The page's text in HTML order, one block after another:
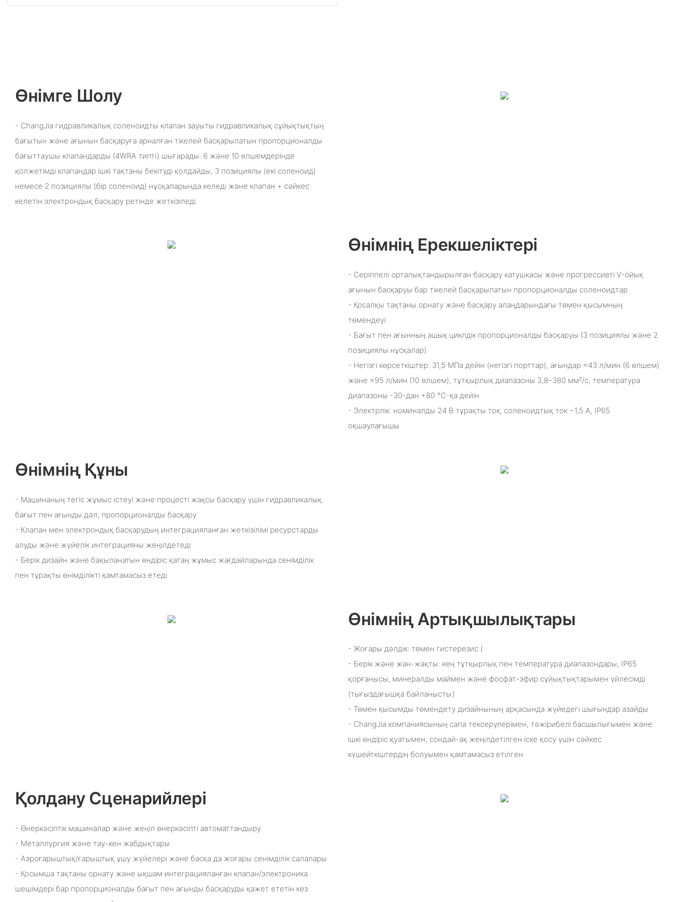
Өнімге Шолу
- ChangJia гидравликалық соленоидты клапан зауыты гидравликалық сұйықтықтың
бағытын және ағынын басқаруға арналған тікелей басқарылатын пропорционалды
бағыттаушы клапандарды (4WRA типті) шығарады. 6 және 10 өлшемдерінде
қолжетімді клапандар ішкі тақтаны бекітуді қолдайды, 3 позициялы (екі соленоид)
немесе 2 позициялы (бір соленоид) нұсқаларында келеді және клапан + сәйкес
келетін электрондық басқару ретінде жеткізіледі.
Өнімнің Ерекшеліктері
- Серіппелі орталықтандырылған басқару катушкасы және прогрессивті V-ойық
ағынын басқаруы бар тікелей басқарылатын пропорционалды соленоидтар
- Қосалқы тақтаны орнату және басқару алаңдарындағы төмен қысымның
төмендеуі
- Бағыт пен ағынның ашық циклдік пропорционалды басқаруы (3 позициялы және 2
позициялы нұсқалар)
- Негізгі көрсеткіштер: 31,5 МПа дейін (негізгі порттар), ағындар ≈43 л/мин (6 өлшем)
және ≈95 л/мин (10 өлшем), тұтқырлық диапазоны 3,8–380 мм²/с, температура
диапазоны -30-дан +80 °C-қа дейін
- Электрлік: номиналды 24 В тұрақты ток, соленоидтық ток ~1,5 А, IP65
оқшаулағышы
Өнімнің Құны
- Машинаның тегіс жұмыс істеуі және процесті жақсы басқару үшін гидравликалық
бағыт пен ағынды дәл, пропорционалды басқару
- Клапан мен электрондық басқарудың интеграцияланған жеткізілімі ресурстарды
алуды және жүйелік интеграцияны жеңілдетеді
- Берік дизайн және бақыланатын өндіріс қатаң жұмыс жағдайларында сенімділік
пен тұрақты өнімділікті қамтамасыз етеді
Өнімнің Артықшылықтары
- Жоғары дәлдік: төмен гистерезис (
- Берік және жан-жақты: кең тұтқырлық пен температура диапазондары, IP65
қорғанысы, минералды маймен және фосфат-эфир сұйықтықтарымен үйлесімді
(тығыздағышқа байланысты)
- Төмен қысымды төмендету дизайнының арқасында жүйедегі шығындар азайды
- ChangJia компаниясының сапа тексерулерімен, тәжірибелі басшылығымен және
ішкі өндіріс қуатымен, сондай-ақ жеңілдетілген іске қосу үшін сәйкес
күшейткіштердің болуымен қамтамасыз етілген
Қолдану Сценарийлері
- Өнеркәсіптік машиналар және жеңіл өнеркәсіпті автоматтандыру
- Металлургия және тау-кен жабдықтары
- Аэроғарыштық/ғарыштық ұшу жүйелері және басқа да жоғары сенімділік салалары
- Қосымша тақтаны орнату және ықшам интеграцияланған клапан/электроника
шешімдері бар пропорционалды бағыт пен ағынды басқаруды қажет ететін кез